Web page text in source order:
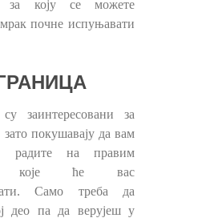
за коју се можете
почне испуњавати
заинтересовани за
покушавају да вам
радите на правим
које ће вас
Само треба да
део па да верујеш у